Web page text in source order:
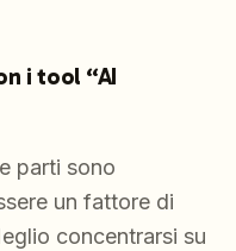
i tool “AI
parti sono
un fattore di
concentrarsi su